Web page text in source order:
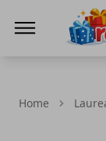
Home